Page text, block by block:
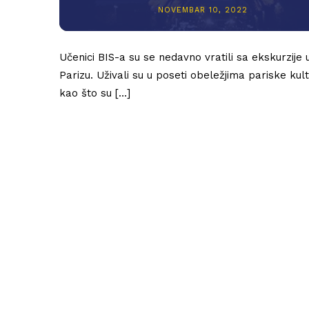
NOVEMBAR 10, 2022
Učenici BIS-a su se nedavno vratili sa ekskurzije
Parizu. Uživali su u poseti obeležjima pariske
kao što su […]